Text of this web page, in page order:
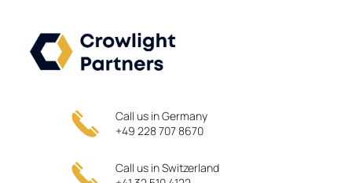
content
Call us in Germany
+49 228 707 8670
Call us in Switzerland